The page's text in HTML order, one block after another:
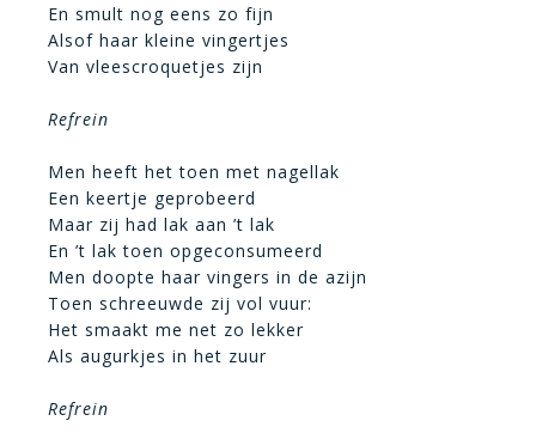
En smult nog eens zo fijn
Alsof haar kleine vingertjes
Van vleescroquetjes zijn
Refrein
Men heeft het toen met nagellak
Een keertje geprobeerd
Maar zij had lak aan ’t lak
En ’t lak toen opgeconsumeerd
Men doopte haar vingers in de azijn
Toen schreeuwde zij vol vuur:
Het smaakt me net zo lekker
Als augurkjes in het zuur
Refrein